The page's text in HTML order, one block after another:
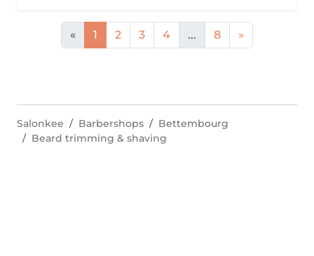
« 1 2 3 4 ... 8 »
Salonkee Barbershops
Bettembourg
Beard trimming & shaving